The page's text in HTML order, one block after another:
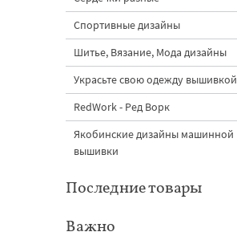
Спортивные дизайны
Шитье, Вязание, Мода дизайны
Украсьте свою одежду вышивкой
RedWork - Ред Ворк
Якобинские дизайны машинной
вышивки
Последние товары
Важно